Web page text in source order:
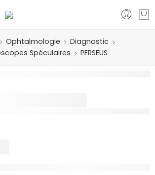
Ophtalmologie
Diagnostic
Spéculaires
PERSEUS